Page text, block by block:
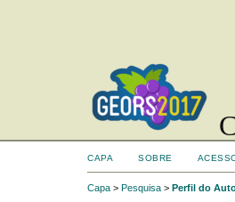
CAPA SOBRE
Capa > Pesquisa > Perfil do